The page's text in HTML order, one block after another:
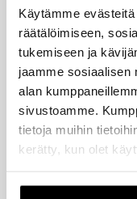
Käytämme
räätälöimiseen,
tukemiseen ja
jaamme sosiaalisen
alan
sivustoamme.
tietoja muihin
kerätty, kun olet